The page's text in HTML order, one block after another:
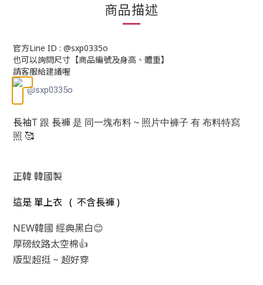
商品描述
官方Line ID : @sxp0335o
也可以詢問尺寸【商品編號及身高、體重】
請客服給建議喔
@sxp0335o
長袖T 跟 長褲 是 同一塊布料 ~ 照片中褲子 有 布料特寫
照 🥰
正韓 韓國製
這是 單上衣 ( 不含長褲 )
NEW韓國 經典黑白😊
厚磅紋路太空棉👍
版型超挺 ~ 超好穿